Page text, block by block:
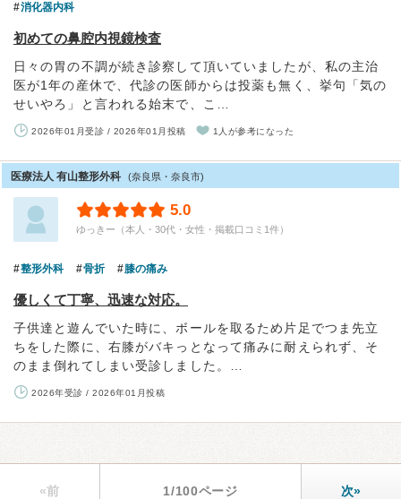
消化器内科
初めての鼻腔内視鏡検査
日々の胃の不調が続き診察して頂いていましたが、私の主治
医が1年の産休で、代診の医師からは投薬も無く、挙句「気の
せいやろ」と言われる始末で、こ…
2026年01月受診 / 2026年01月投稿 1人が参考になった
医療法人 有山整形外科 (奈良県・奈良市)
5.0
ゆっきー（本人・30代・女性・掲載口コミ1件）
整形外科 骨折 膝の痛み
優しくて丁寧、迅速な対応。
子供達と遊んでいた時に、ボールを取るため片足でつま先立
ちをした際に、右膝がバキっとなって痛みに耐えられず、そ
のまま倒れてしまい受診しました。…
2026年受診 / 2026年01月投稿
«前 1/100ページ 次»